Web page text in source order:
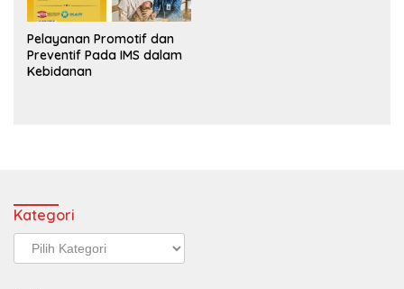
Pelayanan Promotif dan
Preventif Pada IMS dalam
Kebidanan
Kategori
Kategori